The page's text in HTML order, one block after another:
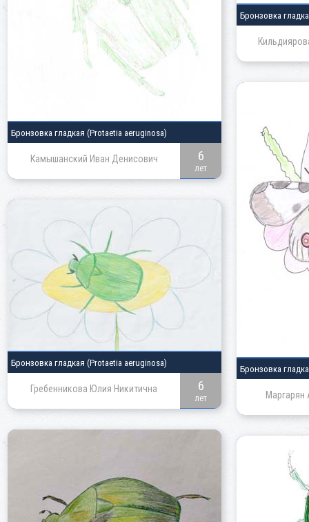
Бронзовка гладкая (Protaetia aeruginosa)
Камышанский Иван Денисович 6
лет
Бронзовка
Бронзовка
Маргарян
Бронзовка гладкая (Protaetia aeruginosa)
Гребенникова Юлия Никитична 6
лет